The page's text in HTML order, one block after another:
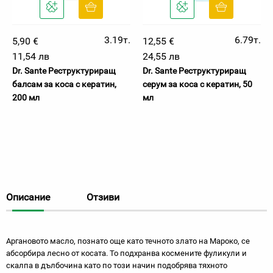
5,90 €
3.19т.
11,54 лв
Dr. Sante Реструктуриращ
балсам за коса с кератин,
200 мл
12,55 €
6.79т.
24,55 лв
Dr. Sante Реструктуриращ
серум за коса с кератин, 50
мл
Описание Отзиви
Аргановото масло, познато още като течното злато на Мароко, се
абсорбира лесно от косата. То подхранва космените фуликули и
скалпа в дълбочина като по този начин подобрява тяхното